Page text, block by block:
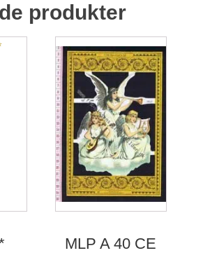
produkter
MLP A 40 CE